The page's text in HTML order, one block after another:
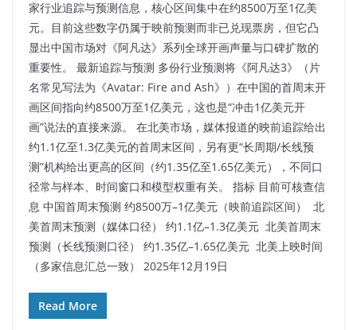
家行业追踪与预测信息，核心区间集中在约8500万至1亿美
元。​目前这些数字仍属于映前预测而非已兑现票房，但它凸
显出中国市场对《阿凡达》系列全球开画声量与口碑扩散的
重要性。​ 最新追踪与预测 多份行业预测将《阿凡达3》（片
名常见写法为《Avatar: Fire and Ash》）在中国的首周末开
画区间指向约8500万至1亿美元，这也是“冲击1亿美元开
画”说法的直接来源。​ 在北美市场，媒体报道的映前追踪给出
约1.1亿至1.3亿美元的首周末区间，另有更“长周期/长线预
测”机构给出更高的区间（约1.35亿至1.65亿美元），不同口
径常与样本、时间窗口和模型权重有关。​ 指标 目前可核查信
息 中国首周末预测 约8500万–1亿美元（映前追踪区间） ​ 北
美首周末预测（媒体口径） 约1.1亿–1.3亿美元 ​ 北美首周末
预测（长线预测口径） 约1.35亿–1.65亿美元 ​ 北美上映时间
（多家信息汇总一致） 2025年12月19日
Read More